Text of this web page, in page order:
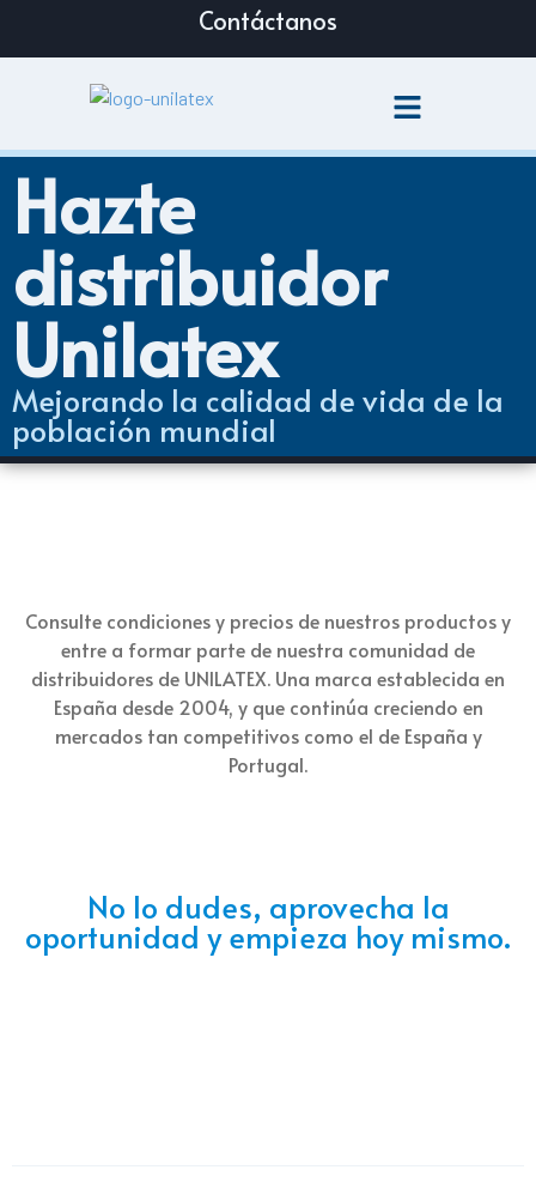
Contáctanos
Hazte
distribuidor
Unilatex
Mejorando la calidad de vida de la
población mundial
Consulte condiciones y precios de nuestros productos y
entre a formar parte de nuestra comunidad de
distribuidores de UNILATEX. Una marca establecida en
España desde 2004, y que continúa creciendo en
mercados tan competitivos como el de España y
Portugal.
No lo dudes, aprovecha la
oportunidad y empieza hoy mismo.